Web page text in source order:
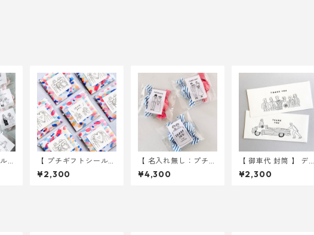
り
【 プチギフトシール
】 GROOM&BRIDE 3
種入り 30枚 ｜ 結婚
¥2,300
【 名入れ無し：プチギ
フト用シール 】 イラ
スト 105枚入り ｜ 結
¥4,300
【 御車代 封筒 】 デザ
イン2種入り 10枚セ
ット ｜ 結婚式 ウェ
¥2,300